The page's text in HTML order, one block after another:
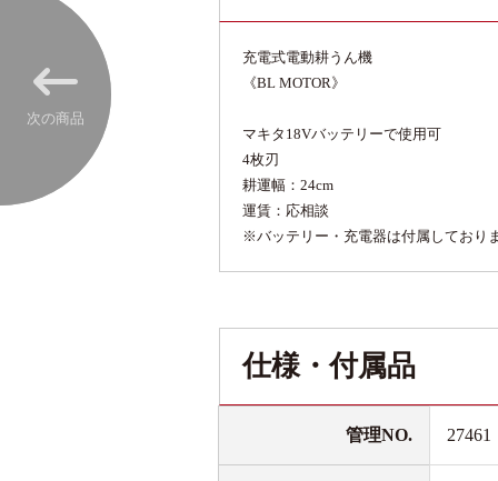
次の商品
充電式電動耕うん機
《BL MOTOR》
マキタ18Vバッテリーで使用可
4枚刃
耕運幅：24cm
運賃：応相談
※バッテリー・充電器は付属しており
仕様・付属品
管理NO. 27461